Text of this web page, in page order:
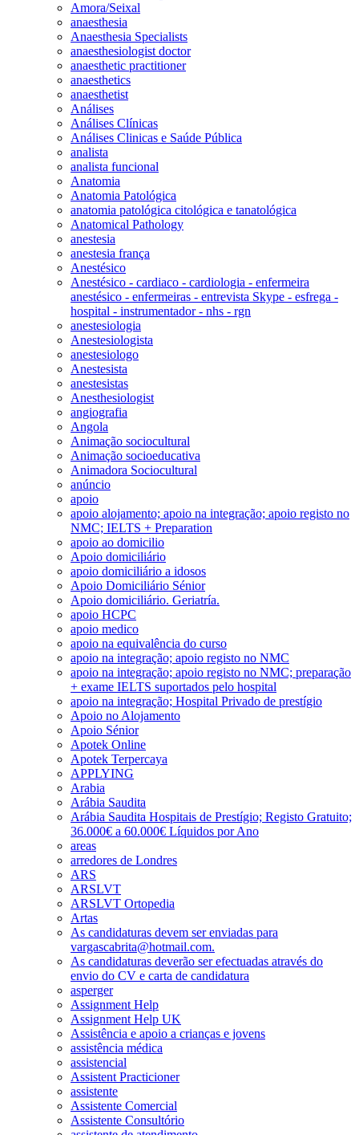
Amora/Seixal
anaesthesia
Anaesthesia Specialists
anaesthesiologist doctor
anaesthetic practitioner
anaesthetics
anaesthetist
Análises
Análises Clínicas
Análises Clinicas e Saúde Pública
analista
analista funcional
Anatomia
Anatomia Patológica
anatomia patológica citológica e tanatológica
Anatomical Pathology
anestesia
anestesia frança
Anestésico
Anestésico - cardiaco - cardiologia - enfermeira
anestésico - enfermeiras - entrevista Skype - esfrega -
hospital - instrumentador - nhs - rgn
anestesiologia
Anestesiologista
anestesiologo
Anestesista
anestesistas
Anesthesiologist
angiografia
Angola
Animação sociocultural
Animação socioeducativa
Animadora Sociocultural
anúncio
apoio
apoio alojamento; apoio na integração; apoio registo no
NMC; IELTS + Preparation
apoio ao domicilio
Apoio domiciliário
apoio domiciliário a idosos
Apoio Domiciliário Sénior
Apoio domiciliário. Geriatría.
apoio HCPC
apoio medico
apoio na equivalência do curso
apoio na integração; apoio registo no NMC
apoio na integração; apoio registo no NMC; preparação
+ exame IELTS suportados pelo hospital
apoio na integração; Hospital Privado de prestígio
Apoio no Alojamento
Apoio Sénior
Apotek Online
Apotek Terpercaya
APPLYING
Arabia
Arábia Saudita
Arábia Saudita Hospitais de Prestígio; Registo Gratuito;
36.000€ a 60.000€ Líquidos por Ano
areas
arredores de Londres
ARS
ARSLVT
ARSLVT Ortopedia
Artas
As candidaturas devem ser enviadas para
vargascabrita@hotmail.com.
As candidaturas deverão ser efectuadas através do
envio do CV e carta de candidatura
asperger
Assignment Help
Assignment Help UK
Assistência e apoio a crianças e jovens
assistência médica
assistencial
Assistent Practicioner
assistente
Assistente Comercial
Assistente Consultório